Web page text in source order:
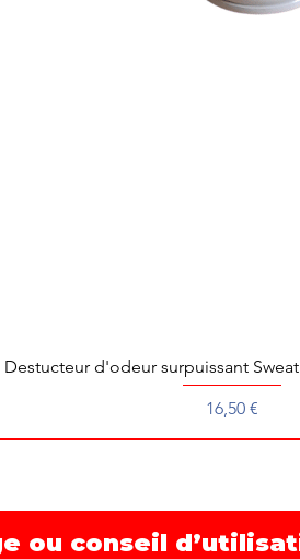
Aperçu rapide
Destucteur d'odeur surpuissant
Prix
16,50 €
ou conseil